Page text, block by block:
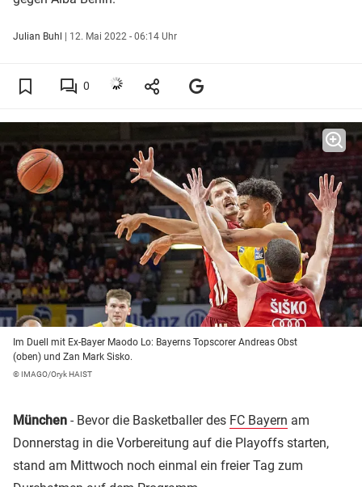
Julian Buhl | 12. Mai 2022 - 06:14 Uhr
0
Im Duell mit Ex-Bayer Maodo Lo: Bayerns Topscorer Andreas Obst
(oben) und Zan Mark Sisko.
© IMAGO/Oryk HAIST
München - Bevor die Basketballer des FC Bayern am
Donnerstag in die Vorbereitung auf die Playoffs starten,
stand am Mittwoch noch einmal ein freier Tag zum